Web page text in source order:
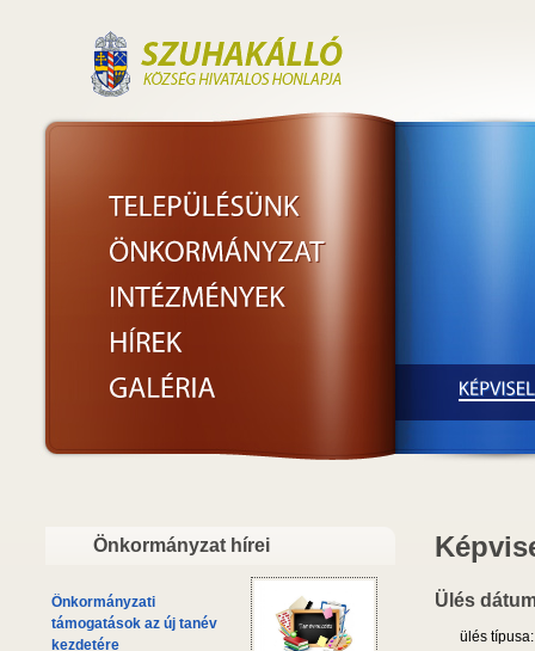
Önkormányzat hírei
Önkormányzati
támogatások az új tanév
kezdetére
Ülés
ülés típusa: